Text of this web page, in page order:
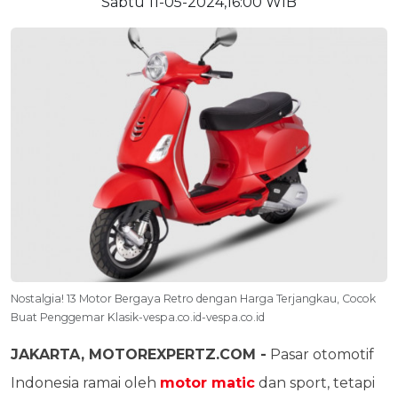
Nostalgia! 13 Motor Bergaya Retro dengan Harga Terjangkau, Cocok
Buat Penggemar Klasik-vespa.co.id-vespa.co.id
JAKARTA, MOTOREXPERTZ.COM - Pasar otomotif
Indonesia ramai oleh motor matic dan sport, tetapi